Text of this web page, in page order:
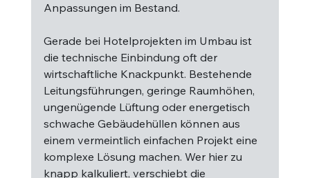
Anpassungen im Bestand.
Gerade bei Hotelprojekten im Umbau ist
die technische Einbindung oft der
wirtschaftliche Knackpunkt. Bestehende
Leitungsführungen, geringe Raumhöhen,
ungenügende Lüftung oder energetisch
schwache Gebäudehüllen können aus
einem vermeintlich einfachen Projekt eine
komplexe Lösung machen. Wer hier zu
knapp kalkuliert, verschiebt die